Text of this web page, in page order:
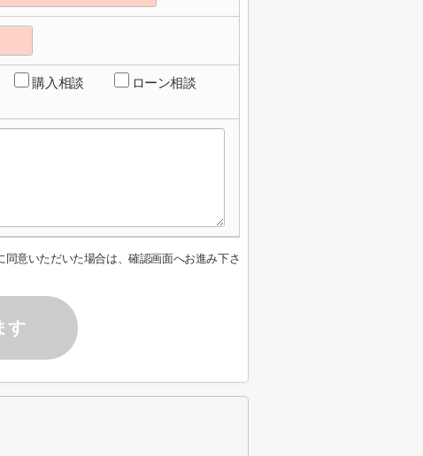
購入相談
ローン相談
意いただいた場合は、確認画面へお進み下さ
す